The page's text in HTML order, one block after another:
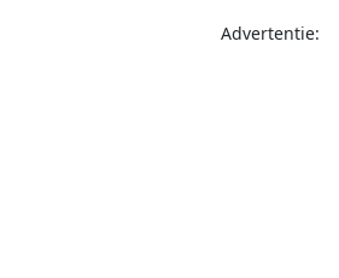
Advertentie: